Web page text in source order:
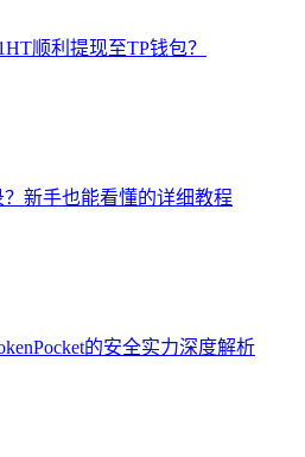
顺利提现至TP钱包？
新手也能看懂的详细教程
的安全实力深度解析